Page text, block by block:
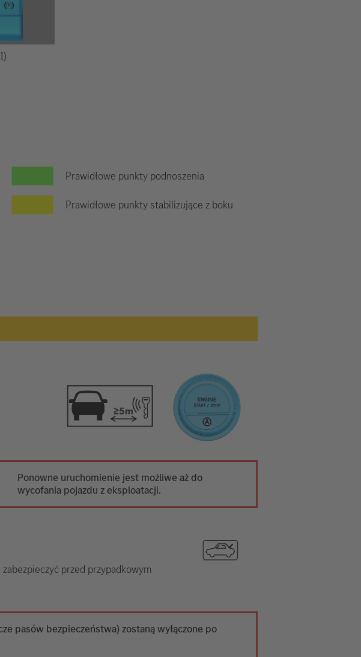
Prawidłowe punkty podnoszenia
Prawidłowe punkty stabilizujące z boku
Ponowne uruchomienie jest możliwe aż do
wycofania pojazdu z eksploatacji.
przed przypadkowym
pasów bezpieczeństwa) zostaną wyłączone po